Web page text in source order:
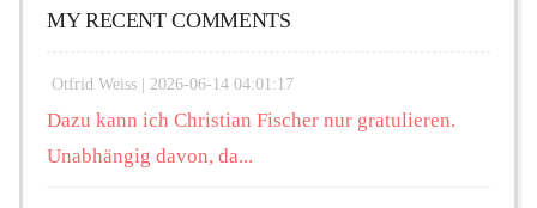
MY RECENT COMMENTS
Otfrid Weiss | 2026-06-14 04:01:17
Dazu kann ich Christian Fischer nur gratulieren.
Unabhängig davon, da...